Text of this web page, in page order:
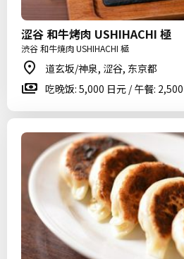
涩谷 和牛烤肉 USHIHACHI 極
渋谷 和牛焼肉 USHIHACHI 極
道玄坂/神泉, 涩谷, 东京都
吃晚饭: 5,000 日元 / 午餐: